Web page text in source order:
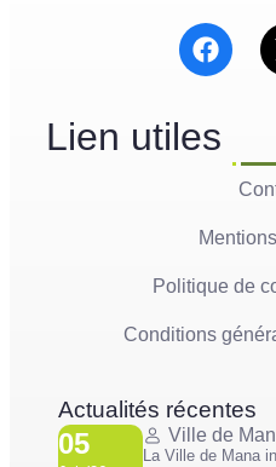
Lien utiles
Politique de
Conditions
Actualités récentes
05 Ville de
La Ville de Mana